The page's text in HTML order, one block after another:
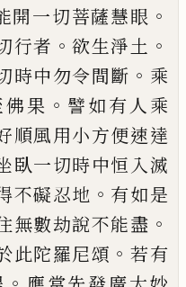
開一切菩薩慧眼 。
行者 。欲生淨土 。
時中勿令間斷 。 乘
佛果 。 譬如有人乘
順風用小方便速達
臥一切時中恒入滅
不礙忍地 。 有如是
無數劫說不能盡 。
此陀羅尼頌 。 若有